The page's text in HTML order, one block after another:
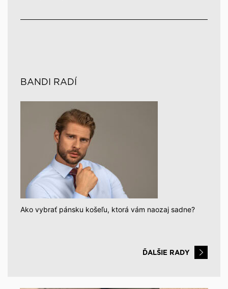
BANDI RADÍ
Ako vybrať pánsku košeľu, ktorá vám naozaj sadne?
ĎALŠIE RADY